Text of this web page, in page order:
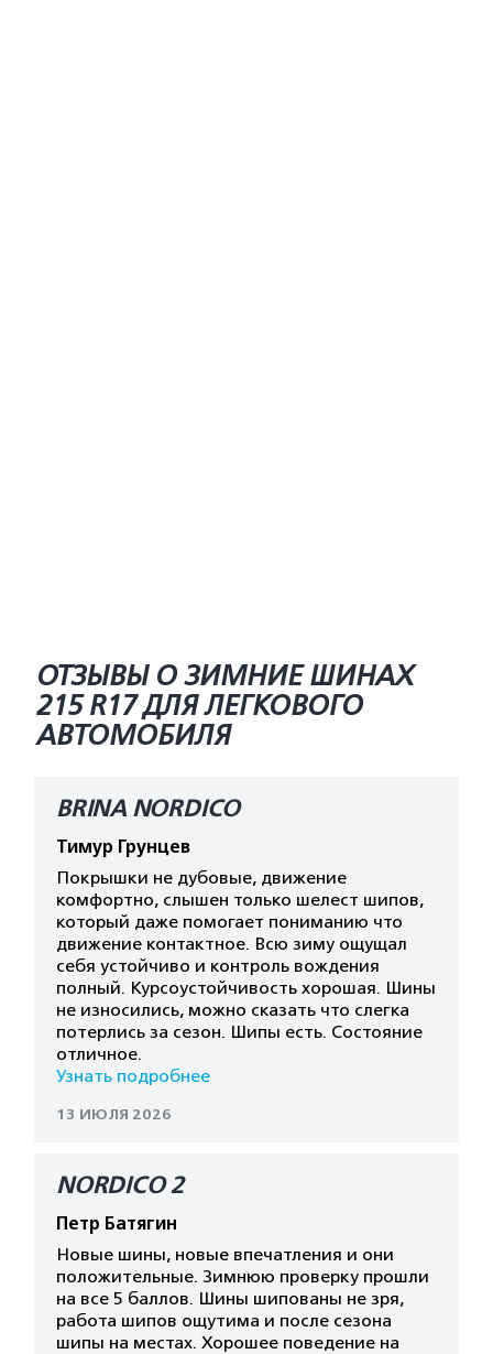
ОТЗЫВЫ О ЗИМНИЕ ШИНАХ
215 R17 ДЛЯ ЛЕГКОВОГО
АВТОМОБИЛЯ
BRINA NORDICO
Тимур Грунцев
Покрышки не дубовые, движение
комфортно, слышен только шелест шипов,
который даже помогает пониманию что
движение контактное. Всю зиму ощущал
себя устойчиво и контроль вождения
полный. Курсоустойчивость хорошая. Шины
не износились, можно сказать что слегка
потерлись за сезон. Шипы есть. Состояние
отличное.
Узнать подробнее
13 ИЮЛЯ 2026
NORDICO 2
Петр Батягин
Новые шины, новые впечатления и они
положительные. Зимнюю проверку прошли
на все 5 баллов. Шины шипованы не зря,
работа шипов ощутима и после сезона
шипы на местах. Хорошее поведение на